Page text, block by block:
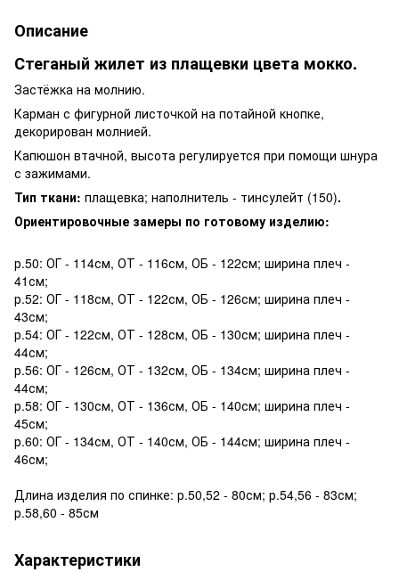
Описание
Стеганый жилет из плащевки цвета мокко.
Застёжка на молнию.
Карман с фигурной листочкой на потайной кнопке,
декорирован молнией.
Капюшон втачной, высота регулируется при помощи шнура
с зажимами.
Тип ткани: плащевка; наполнитель - тинсулейт (150).
Ориентировочные замеры по готовому изделию:
р.50: ОГ - 114см, ОТ - 116см, ОБ - 122см; ширина плеч -
41см;
р.52: ОГ - 118см, ОТ - 122см, ОБ - 126см; ширина плеч -
43см;
р.54: ОГ - 122см, ОТ - 128см, ОБ - 130см; ширина плеч -
44см;
р.56: ОГ - 126см, ОТ - 132см, ОБ - 134см; ширина плеч -
44см;
р.58: ОГ - 130см, ОТ - 136см, ОБ - 140см; ширина плеч -
45см;
р.60: ОГ - 134см, ОТ - 140см, ОБ - 144см; ширина плеч -
46см;
Длина изделия по спинке: р.50,52 - 80см; р.54,56 - 83см;
р.58,60 - 85см
Характеристики